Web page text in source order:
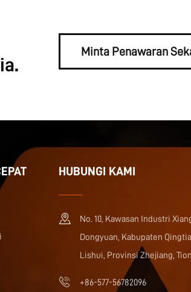
Minta Penawaran
HUBUNGI KAMI
No. 10, Kawasan Industri
Dongyuan, Kabupaten
Lishui, Provinsi Zhejiang,
+86-577-56782096